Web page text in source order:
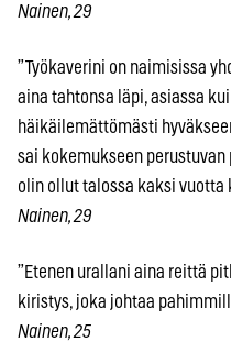
Nainen, 29
”Työkaverini on naimisissa
aina tahtonsa läpi, asiassa
häikäilemättömästi
sai kokemukseen
olin ollut talossa kaksi vuotta
Nainen, 29
”Etenen urallani aina reittä
kiristys, joka johtaa
Nainen, 25